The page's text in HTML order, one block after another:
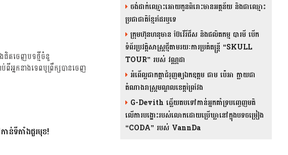
ងជិតចេញបទថ្មីចំនួ
អ្នកនាងទេពបូព្រឹក្សបានចេញ
ាន់ទីតាំងជួរមុខ!
ចង់ដាក់ឈ្មោះអោយកូនពិរោះមានអត្ថន័យ និងជាឈ្មោះ
ប្រជាជាតិខ្មែរដែរឬទេ
ក្រុមហ៊ុនហនុមាន ប៊ែវើរីជីស និង​ផលិតកម្ម បារមី​ បើក
ទំព័រប្រវត្តិសាស្ត្រថ្មីតាមរយៈការប្រគំតន្រ្តី “SKULL
TOUR” របស់ វណ្ណដា
អំពើល្អជាកត្តាជំរុញឲ្យឯកឧត្តម ជាម ប៉េអា ក្លាយជា
តំណាងរាស្ត្រមណ្ឌលខេត្តព្រៃវែង
G-Devith ឆ្លើយតបទៅកាន់អ្នកគាំទ្របញ្ចេញមតិ
លើការបង្ហោះរបស់លោកដោយប្រើឃ្លានៅក្នុងបទចម្រៀង
“CODA” រ​​​បស់ VannDa